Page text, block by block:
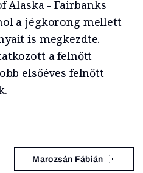
Alaska - Fairbanks
a jégkorong mellett
is megkezdte.
a felnőtt
elsőéves felnőtt
Marozsán Fábián